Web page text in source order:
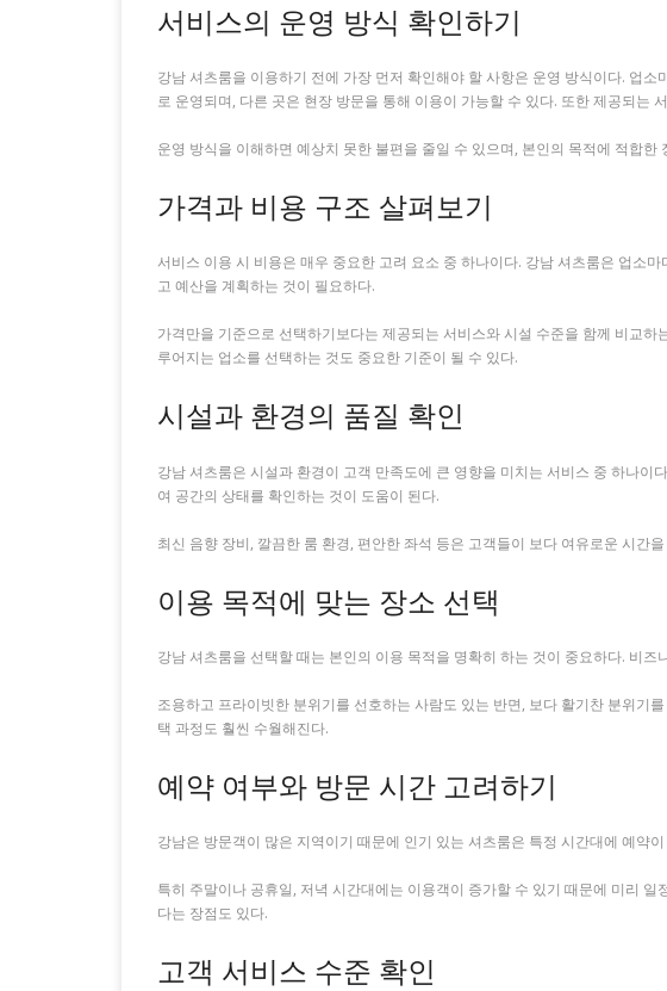
서비스의 운영 방식 확인하기
강남 셔츠룸을 이용하기 전에 가장 먼저 확인해야 할 사항은 운영 방식이다. 업
로 운영되며, 다른 곳은 현장 방문을 통해 이용이 가능할 수 있다. 또한 제공되는
운영 방식을 이해하면 예상치 못한 불편을 줄일 수 있으며, 본인의 목적에 적합
가격과 비용 구조 살펴보기
서비스 이용 시 비용은 매우 중요한 고려 요소 중 하나이다. 강남 셔츠룸은 업소
고 예산을 계획하는 것이 필요하다.
가격만을 기준으로 선택하기보다는 제공되는 서비스와 시설 수준을 함께 비교
루어지는 업소를 선택하는 것도 중요한 기준이 될 수 있다.
시설과 환경의 품질 확인
강남 셔츠룸은 시설과 환경이 고객 만족도에 큰 영향을 미치는 서비스 중 하나
여 공간의 상태를 확인하는 것이 도움이 된다.
최신 음향 장비, 깔끔한 룸 환경, 편안한 좌석 등은 고객들이 보다 여유로운 시간
이용 목적에 맞는 장소 선택
강남 셔츠룸을 선택할 때는 본인의 이용 목적을 명확히 하는 것이 중요하다. 비
조용하고 프라이빗한 분위기를 선호하는 사람도 있는 반면, 보다 활기찬 분위기
택 과정도 훨씬 수월해진다.
예약 여부와 방문 시간 고려하기
강남은 방문객이 많은 지역이기 때문에 인기 있는 셔츠룸은 특정 시간대에 예약
특히 주말이나 공휴일, 저녁 시간대에는 이용객이 증가할 수 있기 때문에 미리
다는 장점도 있다.
고객 서비스 수준 확인